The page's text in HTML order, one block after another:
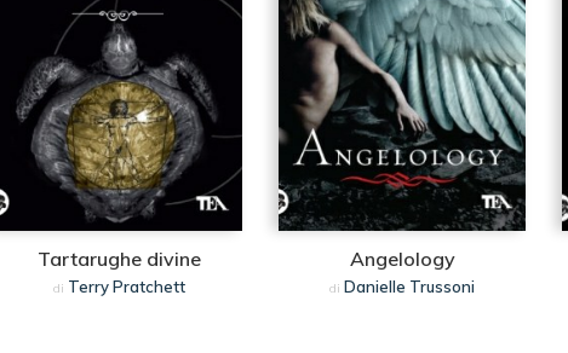
Tartarughe divine
di Terry Pratchett
Angelology
di Danielle Trussoni